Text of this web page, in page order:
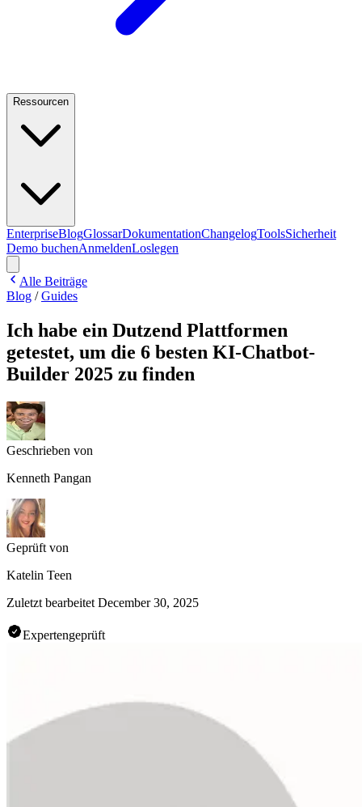
Ressourcen
EnterpriseBlogGlossarDokumentationChangelogToolsSicherheit
Demo buchenAnmeldenLoslegen
Alle Beiträge
Blog /Guides
Ich habe ein Dutzend Plattformen
getestet, um die 6 besten KI-Chatbot-
Builder 2025 zu finden
Geschrieben von
Kenneth Pangan
Geprüft von
Katelin Teen
Zuletzt bearbeitet December 30, 2025
Expertengeprüft